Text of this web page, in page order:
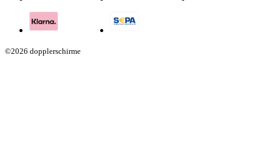
©2026 dopplerschirme